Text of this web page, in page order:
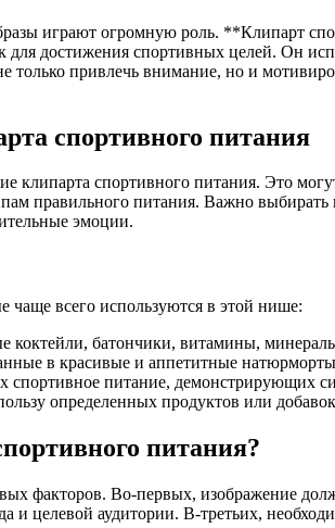
играют огромную роль. **Клипарт
достижения спортивных целей. Он
привлечь внимание, но и
спортивного питания
клипарта спортивного питания. Это
правильного питания. Важно
эмоции.
чаще всего используются в этой нише:
коктейли, батончики, витамины,
в красивые и аппетитные
спортивное питание, демонстрирующих
определенных продуктов или
питания?
факторов. Во-первых, изображение
и целевой аудитории. В-третьих,